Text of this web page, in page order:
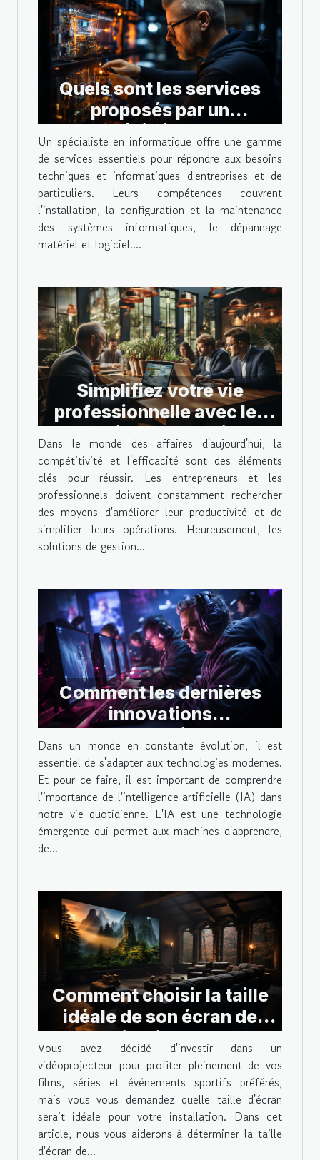
Quels sont les services
proposés par un
spécialiste en
informatique ?
Un spécialiste en informatique offre une gamme
de services essentiels pour répondre aux besoins
techniques et informatiques d'entreprises et de
particuliers. Leurs compétences couvrent
l'installation, la configuration et la maintenance
des systèmes informatiques, le dépannage
matériel et logiciel....
Simplifiez votre vie
professionnelle avec les
solutions de gestion
d'entreprise
Dans le monde des affaires d'aujourd'hui, la
compétitivité et l'efficacité sont des éléments
clés pour réussir. Les entrepreneurs et les
professionnels doivent constamment rechercher
des moyens d'améliorer leur productivité et de
simplifier leurs opérations. Heureusement, les
solutions de gestion...
Comment les dernières
innovations
technologiques
améliorent-elles
l'expérience de jeu en ligne
?
Dans un monde en constante évolution, il est
essentiel de s'adapter aux technologies modernes.
Et pour ce faire, il est important de comprendre
l'importance de l'intelligence artificielle (IA) dans
notre vie quotidienne. L'IA est une technologie
émergente qui permet aux machines d'apprendre,
de...
Comment choisir la taille
idéale de son écran de
projection pour
vidéoprojecteur ?
Vous avez décidé d'investir dans un
vidéoprojecteur pour profiter pleinement de vos
films, séries et événements sportifs préférés,
mais vous vous demandez quelle taille d'écran
serait idéale pour votre installation. Dans cet
article, nous vous aiderons à déterminer la taille
d'écran de...